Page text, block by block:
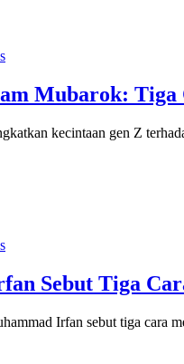
Mubarok:
kecintaan gen Z
Sebut Tiga
Irfan sebut tiga cara